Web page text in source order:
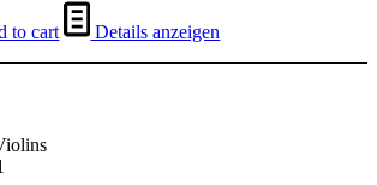
to cart Details anzeigen